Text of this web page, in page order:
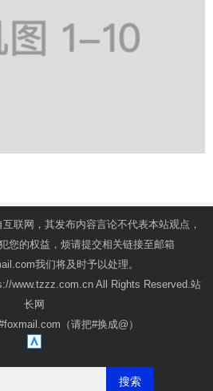
互联网，其发布内容言论不代表本站观点，
您的权益，烦请提交相关链接至邮箱
我们将及时予以处理。
www.tzzz.com.cn All Rights Reserved.站
长网
（请把#换成@）
搜索